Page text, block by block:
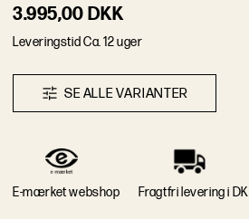
3.995,00 DKK
Leveringstid Ca. 12 uger
SEALLEVAR ANTER
E-mærket webshop Fragtfri levering i DK